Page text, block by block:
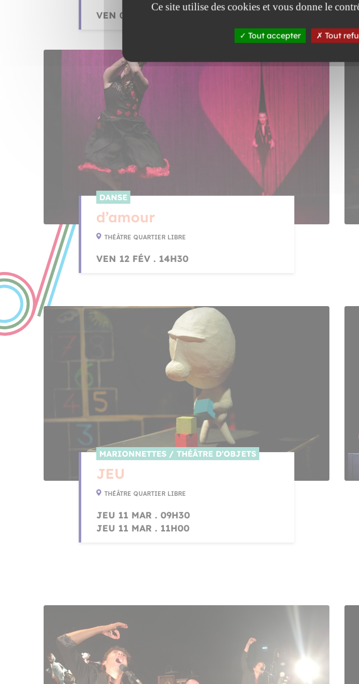
VEN 08 JAN . 14H30
DANSE
d’amour
THÉÂTRE QUARTIER LIBRE
VEN 12 FÉV . 14H30
MARIONNETTES / THÉÂTRE D'OBJETS
JEU
THÉÂTRE QUARTIER LIBRE
JEU 11 MAR . 09H30
JEU 11 MAR . 11H00
Ce site utilise des cookies et vous donne le
Tout accepter Tout